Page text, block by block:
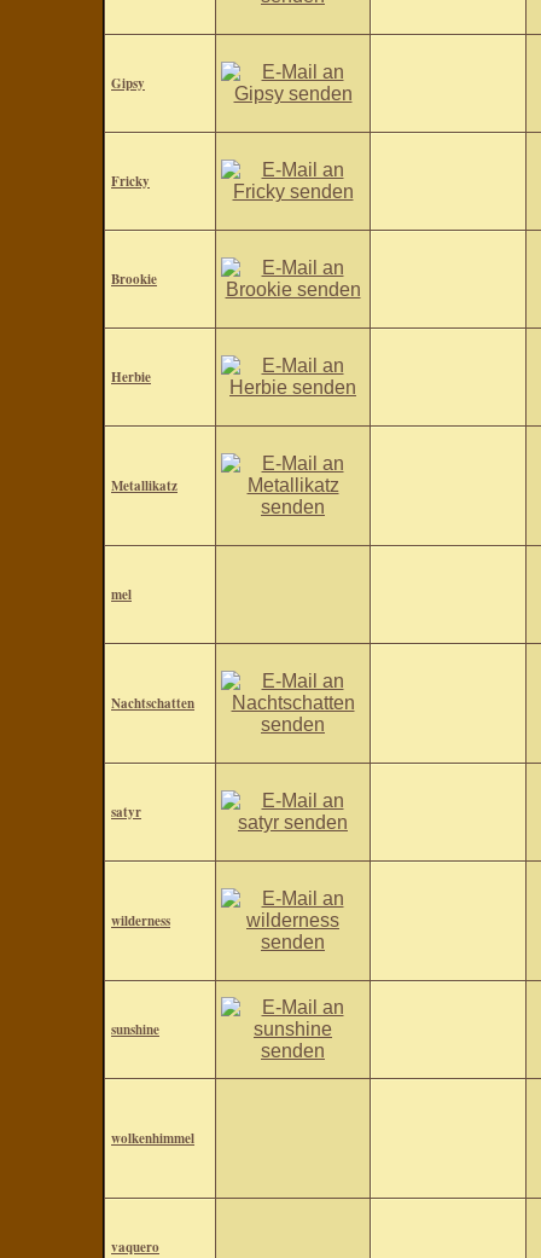
Gipsy
Fricky
Brookie
Herbie
Metallikatz
mel
Nachtschatten
satyr
wilderness
sunshine
wolkenhimmel
vaquero